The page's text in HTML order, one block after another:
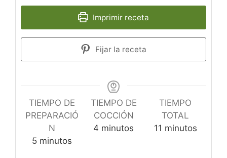
Imprimir receta
Fijar la receta
TIEMPO DE
PREPARACIÓ
N
5minutos
minutos
TIEMPO DE
COCCIÓN
4 minutos
minutos
TIEMPO
TOTAL
11 minutos
minutos